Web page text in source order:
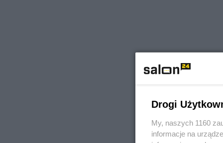
Drogi
My, naszych 1160
informacje na